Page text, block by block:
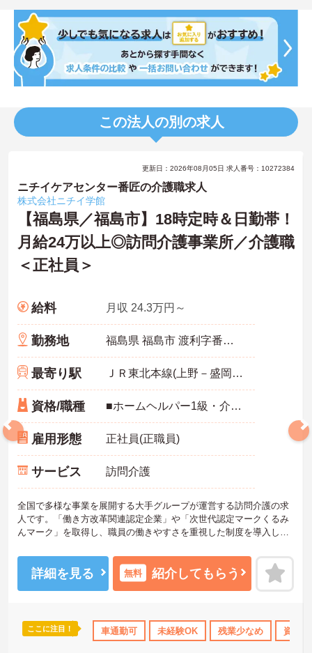
この法人の別の求人
資格取得サポート 研修制度あり 産休･育休･介護休暇取得実
更新日：2026年08月05日 求人番号：10272384
ニチイケアセンター番匠の介護職求人
株式会社ニチイ学館
【福島県／福島市】18時定時＆日勤帯！
月給24万以上◎訪問介護事業所／介護職
＜正社員＞
給料 月収 24.3万円～
勤務地 福島県 福島市 渡利字番匠3-1 ポモドーリーＡ棟102号室
最寄り駅 ＪＲ東北本線(上野－盛岡)「福島(福島)駅」バス・車10分
資格/職種 ■ホームヘルパー1級・介護職員実務者研修修了者必須・介護職員基礎研修修了者士 いずれか必須 ■普通自動車免許必須（ＡＴ限定可） ■経験1年以上必須 ■必要なＰＣスキル：入力程度
雇用形態 正社員(正職員)
サービス 訪問介護
全国で多様な事業を展開する大手グループが運営する訪問介護の求
人です。「働き方改革関連認定企業」や「次世代認定マークくるみ
んマーク」を取得し、職員の働きやすさを重視した制度を導入して
視点でキャリアを築くことが可能です。また、時間帯別の加算手当
や勤続年数に応じた手当が用意されており、日々の業務や継続した
勤務が収入に直結する仕組みがあります。月平均の残業時間は10時
環境が整っています。
詳細を見る 無料 紹介してもらう
ここに注目！ 車通勤可 未経験OK 残業少なめ 資格